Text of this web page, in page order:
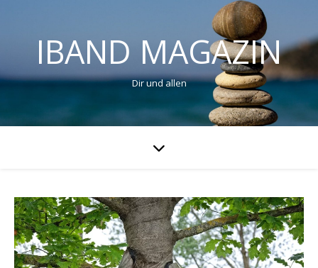
IBAND MAGAZIN
Dir und allen